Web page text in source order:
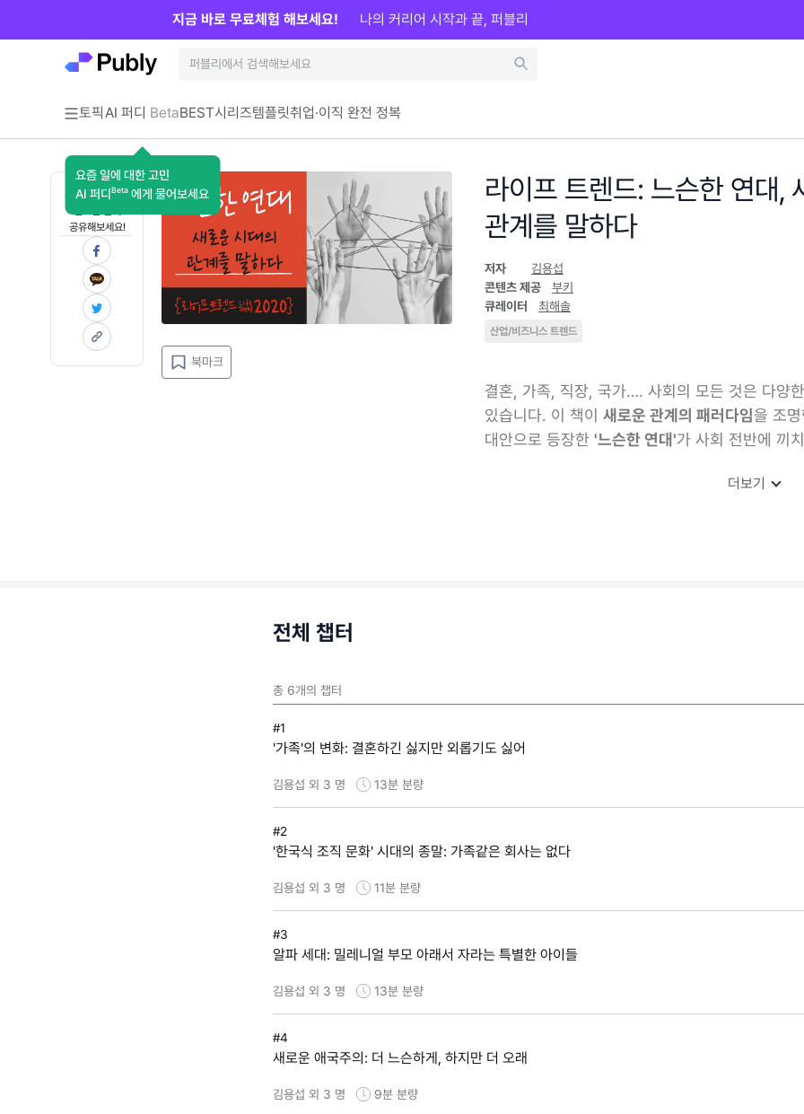
토픽AI 퍼디 Beta
요즘 일에 대한 고민
AI 퍼디 Beta 에게 물어보세요
BEST시리즈템플릿취업·이직 완전 정복
지금 바로 무료체험 해보세요! 나의 커리어 시작과 끝, 퍼블리
지금 인사이트가
공유해보세요!
북마크
라이프 트렌드: 느슨한 연대,
관계를 말하다
저자
김용섭
콘텐츠 제공
부키
큐레이터
최해솔
산업/비즈니스 트렌드
결혼, 가족, 직장, 국가…. 사회의 모든 것은 다양
있습니다. 이 책이 새로운 관계의 패러다임을 조
대안으로 등장한 '느슨한 연대'가 사회 전반에 끼
더보기
전체 챕터
총 6개의 챕터
#1
'가족'의 변화: 결혼하긴 싫지만 외롭기도 싫어
김용섭 외 3 명 13분 분량
#2
'한국식 조직 문화' 시대의 종말: 가족같은 회사는 없다
김용섭 외 3 명 11분 분량
#3
알파 세대: 밀레니얼 부모 아래서 자라는 특별한 아이들
김용섭 외 3 명 13분 분량
#4
새로운 애국주의: 더 느슨하게, 하지만 더 오래
김용섭 외 3 명 9분 분량